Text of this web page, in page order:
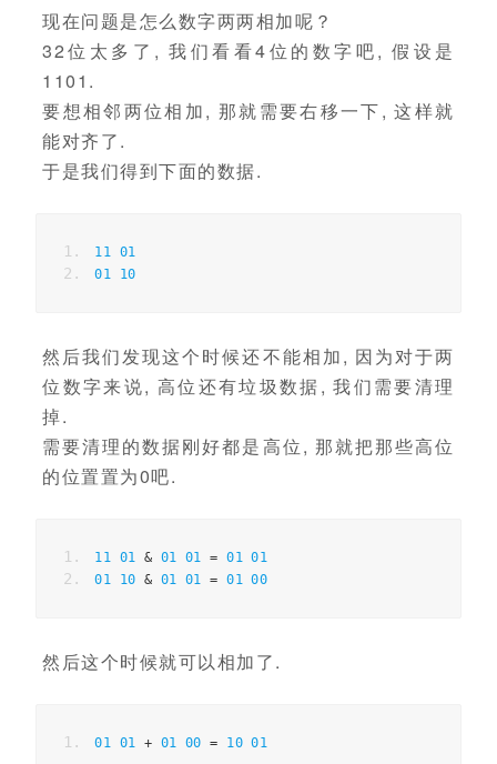
现在问题是怎么数字两两相加呢？
32位太多了, 我们看看4位的数字吧, 假设是
1101.
要想相邻两位相加, 那就需要右移一下, 这样就
能对齐了.
于是我们得到下面的数据.
11 01
01
10
然后我们发现这个时候还不能相加, 因为对于两
位数字来说, 高位还有垃圾数据, 我们需要清理
掉.
需要清理的数据刚好都是高位, 那就把那些高位
的位置置为0吧.
11 01 & 01 01 = 01 01
01
10 & 01 01 = 01 00
然后这个时候就可以相加了.
01 01 + 01 00 = 10 01